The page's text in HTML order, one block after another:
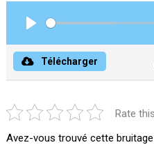
Télécharger
Rate
Avez-vous trouvé cette